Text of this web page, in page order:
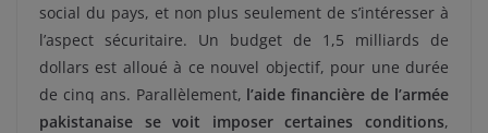
social du pays, et non plus seulement de s’intéresser à
l’aspect sécuritaire. Un budget de 1,5 milliards de
dollars est alloué à ce nouvel objectif, pour une durée
de cinq ans. Parallèlement, l’aide financière de l’armée
pakistanaise se voit imposer certaines conditions,